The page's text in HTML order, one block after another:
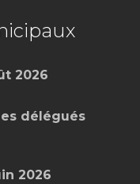
2026
délégués
2026